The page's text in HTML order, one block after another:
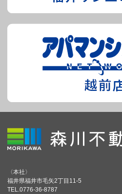
〈本社〉
福井県福井市毛矢2丁目11-5
TEL.0776-36-8787